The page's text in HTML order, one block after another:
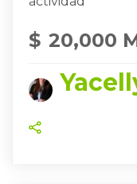
$ 20,000